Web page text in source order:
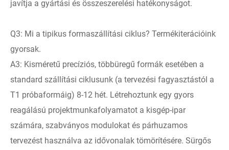
javítja a gyártási és összeszerelési hatékonyságot.
Q3: Mi a tipikus formaszállítási ciklus? Termékiterációink
gyorsak.
A3: Kisméretű precíziós, többüregű formák esetében a
standard szállítási ciklusunk (a tervezési fagyasztástól a
T1 próbaformáig) 8-12 hét. Létrehoztunk egy gyors
reagálású projektmunkafolyamatot a kisgép-ipar
számára, szabványos modulokat és párhuzamos
tervezést használva az idővonalak tömörítésére. Sürgős